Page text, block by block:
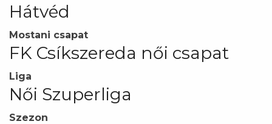
Hátvéd
Mostani csapat
FK Csíkszereda női csapat
Liga
Női Szuperliga
Szezon